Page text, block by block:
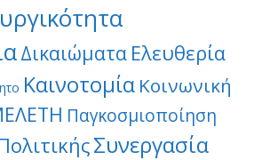
Δικαιώματα Ελευθερία
Καινοτομία Κοινωνική
Παγκοσμιοποίηση
Συνεργασία